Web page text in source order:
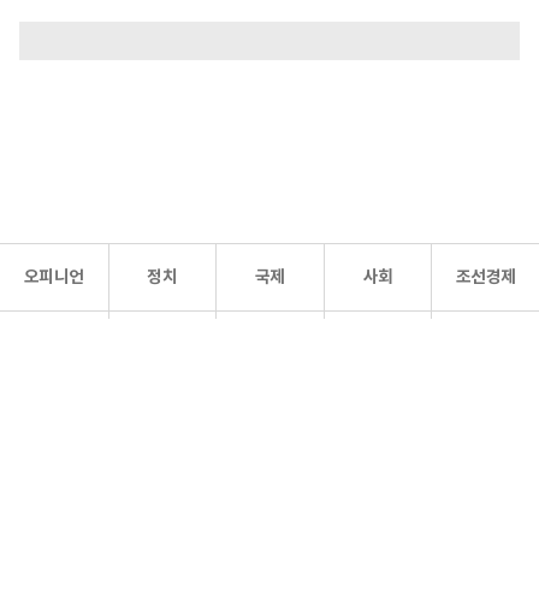
오피니언 정치 국제 사회 조선경제